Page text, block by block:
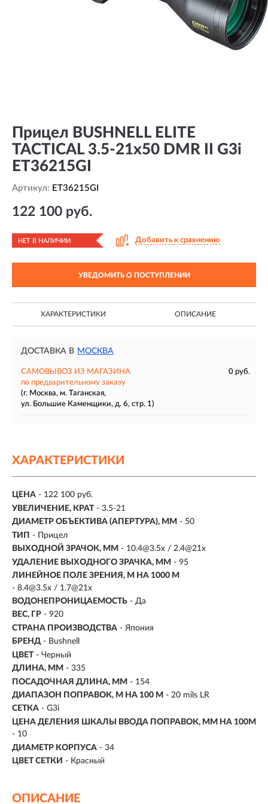
Прицел BUSHNELL ELITE
TACTICAL 3.5-21x50 DMR II G3i
ET36215GI
Артикул: ET36215GI
122 100 руб.
НЕТ В НАЛИЧИИ Добавить к сравнению
УВЕДОМИТЬ О ПОСТУПЛЕНИИ
ХАРАКТЕРИСТИКИ ОПИСАНИЕ
ДОСТАВКА В МОСКВА
САМОВЫВОЗ ИЗ МАГАЗИНА
0 руб.
по предварительному заказу
(г. Москва, м. Таганская,
ул. Большие Каменщики, д. 6, стр. 1)
ХАРАКТЕРИСТИКИ
ЦЕНА - 122 100 руб.
УВЕЛИЧЕНИЕ, КРАТ - 3.5-21
ДИАМЕТР ОБЪЕКТИВА (АПЕРТУРА), ММ - 50
ТИП - Прицел
ВЫХОДНОЙ ЗРАЧОК, ММ - 10.4@3.5x / 2.4@21x
УДАЛЕНИЕ ВЫХОДНОГО ЗРАЧКА, ММ - 95
ЛИНЕЙНОЕ ПОЛЕ ЗРЕНИЯ, М НА 1000 М
- 8.4@3.5x / 1.7@21x
ВОДОНЕПРОНИЦАЕМОСТЬ - Да
ВЕС, ГР - 920
СТРАНА ПРОИЗВОДСТВА - Япония
БРЕНД - Bushnell
ЦВЕТ - Черный
ДЛИНА, ММ - 335
ПОСАДОЧНАЯ ДЛИНА, ММ - 154
ДИАПАЗОН ПОПРАВОК, М НА 100 М - 20 mils LR
СЕТКА - G3i
ЦЕНА ДЕЛЕНИЯ ШКАЛЫ ВВОДА ПОПРАВОК, ММ НА 100М
- 10
ДИАМЕТР КОРПУСА - 34
ЦВЕТ СЕТКИ - Красный
ОПИСАНИЕ